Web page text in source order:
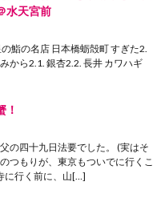
水天宮前
鮨の名店 日本橋蛎殻町 すぎた2.
から2.1. 銀杏2.2. 長井 カワハギ
！
の四十九日法要でした。 (実はそ
つもりが、東京もついでに行くこ
に行く前に、山[…]